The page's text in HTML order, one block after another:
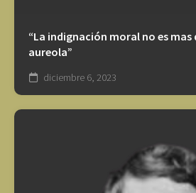
“La indignación moral no es mas
aureola”
diciembre 6, 2023